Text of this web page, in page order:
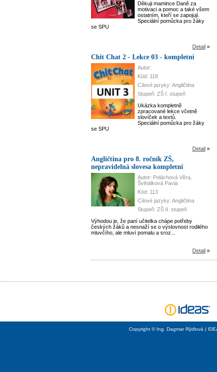
Děkuji mamince Daně za
motivaci a pomoc a také všem
ostatním, kteří se zapojují.
Speciální pomůcka pro žáky
se SPU
Detail »
Chit Chat 2 - Lekce 03 - kompletní
Autor:
Kód: 118
Cílové jazyky: Angličtina
Stupeň: ZŠ I. stupeň
Ukázka kompletně
zpracované lekce včetně
slovíček a textů.
Speciální pomůcka pro žáky
se SPU
Detail »
Angličtina pro 8. ročník ZŠ,
nepravidelná slovesa kompletní
Autor: Poláchová Věra,
Švihálková Pavla
Kód: 113
Cílové jazyky: Angličtina
Stupeň: ZŠ II. stupeň
Výhodou je, že paní učitelka chápe potřeby
českých žáků a nesnaží se o výslovnost rodilého
mluvčího, ale mluví pomalu a sroz...
Detail »
Copyright © Ing. Dagmar Rýdlová |